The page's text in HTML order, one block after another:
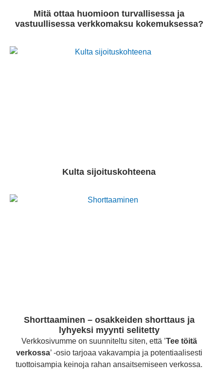
Mitä ottaa huomioon turvallisessa ja
vastuullisessa verkkomaksu kokemuksessa?
Kulta sijoituskohteena
Shorttaaminen – osakkeiden shorttaus ja
lyhyeksi myynti selitetty
Verkkosivumme on suunniteltu siten, että ’Tee töitä
verkossa’ -osio tarjoaa vakavampia ja potentiaalisesti
tuottoisampia keinoja rahan ansaitsemiseen verkossa.